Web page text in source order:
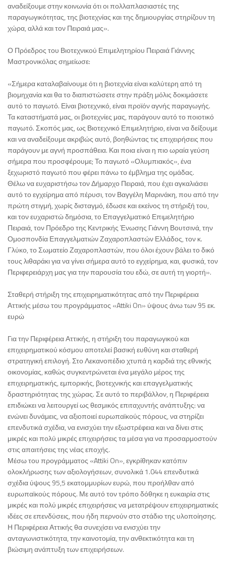
αναδείξουμε στην κοινωνία ότι οι πολλαπλασιαστές της
παραγωγικότητας, της βιοτεχνίας και της δημιουργίας στηρίζουν τη
χώρα, αλλά και τον Πειραιά μας».
Ο Πρόεδρος του Βιοτεχνικού Επιμελητηρίου Πειραιά Γιάννης
Μαστρονικόλας σημείωσε:
«Σήμερα καταλαβαίνουμε ότι η βιοτεχνία είναι καλύτερη από τη
βιομηχανία και θα το διαπιστώσετε στην πράξη μόλις δοκιμάσετε
αυτό το παγωτό. Είναι βιοτεχνικό, είναι προϊόν αγνής παραγωγής.
Τα καταστήματά μας, οι βιοτεχνίες μας, παράγουν αυτό το ποιοτικό
παγωτό. Σκοπός μας, ως Βιοτεχνικό Επιμελητήριο, είναι να δείξουμε
και να αναδείξουμε ακριβώς αυτό, βοηθώντας τις επιχειρήσεις που
παράγουν με αγνή προσπάθεια. Και ποια είναι η πιο ωραία γεύση
σήμερα που προσφέρουμε; Το παγωτό «Ολυμπιακός», ένα
ξεχωριστό παγωτό που φέρει πάνω το έμβλημα της ομάδας.
Θέλω να ευχαριστήσω τον Δήμαρχο Πειραιά, που έχει αγκαλιάσει
αυτό το εγχείρημα από πέρυσι, τον Βαγγέλη Μαρινάκη, που από την
πρώτη στιγμή, χωρίς δισταγμό, έδωσε και εκείνος τη στήριξή του,
και τον ευχαριστώ δημόσια, το Επαγγελματικό Επιμελητήριο
Πειραιά, τον Πρόεδρο της Κεντρικής Ένωσης Γιάννη Βουτσινά, την
Ομοσπονδία Επαγγελματιών Ζαχαροπλαστών Ελλάδος, τον κ.
Γλύκο, το Σωματείο Ζαχαροπλαστών, που όλοι έχουν βάλει το δικό
τους λιθαράκι για να γίνει σήμερα αυτό το εγχείρημα, και, φυσικά, τον
Περιφερειάρχη μας για την παρουσία του εδώ, σε αυτή τη γιορτή».
Σταθερή στήριξη της επιχειρηματικότητας από την Περιφέρεια
Αττικής μέσω του προγράμματος «Attiki On» ύψους άνω των 95 εκ.
ευρώ
Για την Περιφέρεια Αττικής, η στήριξη του παραγωγικού και
επιχειρηματικού κόσμου αποτελεί βασική ευθύνη και σταθερή
στρατηγική επιλογή. Στο Λεκανοπέδιο χτυπά η καρδιά της εθνικής
οικονομίας, καθώς συγκεντρώνεται ένα μεγάλο μέρος της
επιχειρηματικής, εμπορικής, βιοτεχνικής και επαγγελματικής
δραστηριότητας της χώρας. Σε αυτό το περιβάλλον, η Περιφέρεια
επιδιώκει να λειτουργεί ως θεσμικός επιταχυντής ανάπτυξης: να
ενώνει δυνάμεις, να αξιοποιεί ευρωπαϊκούς πόρους, να στηρίζει
επενδυτικά σχέδια, να ενισχύει την εξωστρέφεια και να δίνει στις
μικρές και πολύ μικρές επιχειρήσεις τα μέσα για να προσαρμοστούν
στις απαιτήσεις της νέας εποχής.
Μέσω του προγράμματος «Attiki On», εγκρίθηκαν κατόπιν
ολοκλήρωσης των αξιολογήσεων, συνολικά 1.044 επενδυτικά
σχέδια ύψους 95,5 εκατομμυρίων ευρώ, που προήλθαν από
ευρωπαϊκούς πόρους. Με αυτό τον τρόπο δόθηκε η ευκαιρία στις
μικρές και πολύ μικρές επιχειρήσεις να μετατρέψουν επιχειρηματικές
ιδέες σε επενδύσεις, που ήδη περνούν στο στάδιο της υλοποίησης.
Η Περιφέρεια Αττικής θα συνεχίσει να ενισχύει την
ανταγωνιστικότητα, την καινοτομία, την ανθεκτικότητα και τη
βιώσιμη ανάπτυξη των επιχειρήσεων.